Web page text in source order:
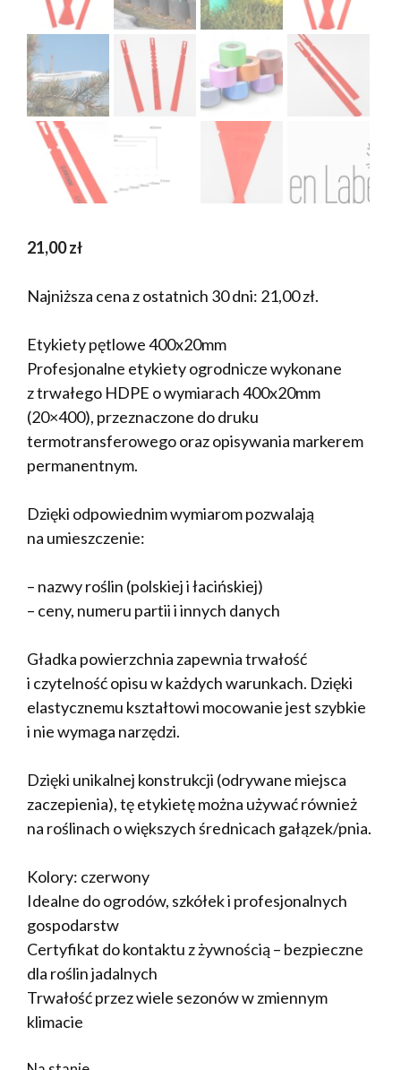
21,00zł
Najniższa cena z ostatnich 30 dni: 21,00zł.
Etykiety pętlowe 400x20mm
Profesjonalne etykiety ogrodnicze wykonane
z trwałego HDPE o wymiarach 400x20mm
(20×400), przeznaczone do druku
termotransferowego oraz opisywania markerem
permanentnym.
Dzięki odpowiednim wymiarom pozwalają
na umieszczenie:
– nazwy roślin (polskiej i łacińskiej)
– ceny, numeru partii i innych danych
Gładka powierzchnia zapewnia trwałość
i czytelność opisu w każdych warunkach. Dzięki
elastycznemu kształtowi mocowanie jest szybkie
i nie wymaga narzędzi.
Dzięki unikalnej konstrukcji (odrywane miejsca
zaczepienia), tę etykietę można używać również
na roślinach o większych średnicach gałązek/pnia.
Kolory: czerwony
Idealne do ogrodów, szkółek i profesjonalnych
gospodarstw
Certyfikat do kontaktu z żywnością – bezpieczne
dla roślin jadalnych
Trwałość przez wiele sezonów w zmiennym
klimacie